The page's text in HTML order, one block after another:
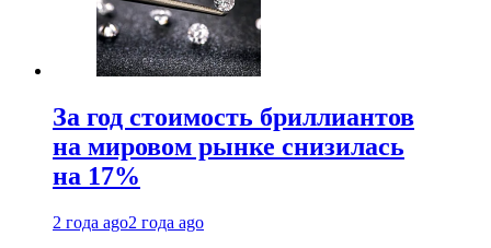
За год стоимость бриллиантов
на мировом рынке снизилась
на 17%
2 года ago2 года ago